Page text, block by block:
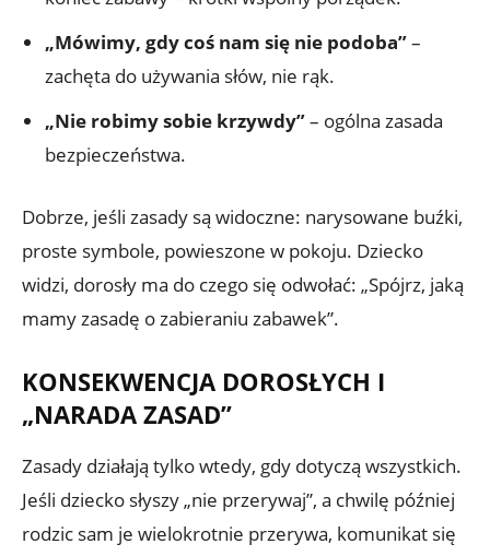
„Mówimy, gdy coś nam się nie podoba”–
zachęta do używania słów, nie rąk.
„Nie robimy sobie krzywdy”– ogólna zasada
bezpieczeństwa.
Dobrze, jeśli zasady są widoczne: narysowane buźki,
proste symbole, powieszone w pokoju. Dziecko
widzi, dorosły ma do czego się odwołać: „Spójrz, jaką
mamy zasadę o zabieraniu zabawek”.
KONSEKWENCJA DOROSŁYCH I
„NARADA ZASAD”
Zasady działają tylko wtedy, gdy dotyczą wszystkich.
Jeśli dziecko słyszy „nie przerywaj”, a chwilę później
rodzic sam je wielokrotnie przerywa, komunikat się